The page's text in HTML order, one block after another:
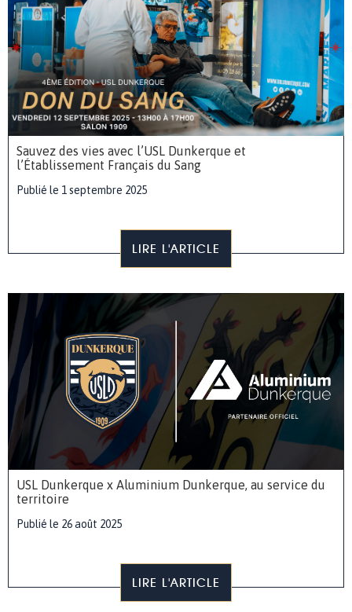
Sauvez des vies avec l’USL Dunkerque et
l’Établissement Français du Sang
Publié le 1 septembre 2025
LIRE L'ARTICLE
USL Dunkerque x Aluminium Dunkerque, au service du
territoire
Publié le 26 août 2025
LIRE L'ARTICLE